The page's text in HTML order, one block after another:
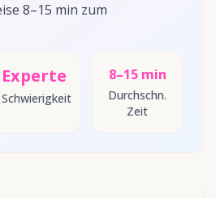
8–15 min zum
Experte
Schwierigkeit
8–15 min
Durchschn.
Zeit